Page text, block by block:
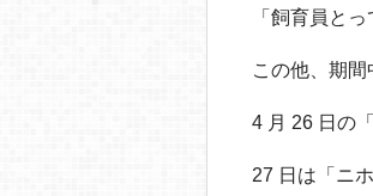
「飼育員と
この他、期間
4 月 26 日の
27 日は「ニ